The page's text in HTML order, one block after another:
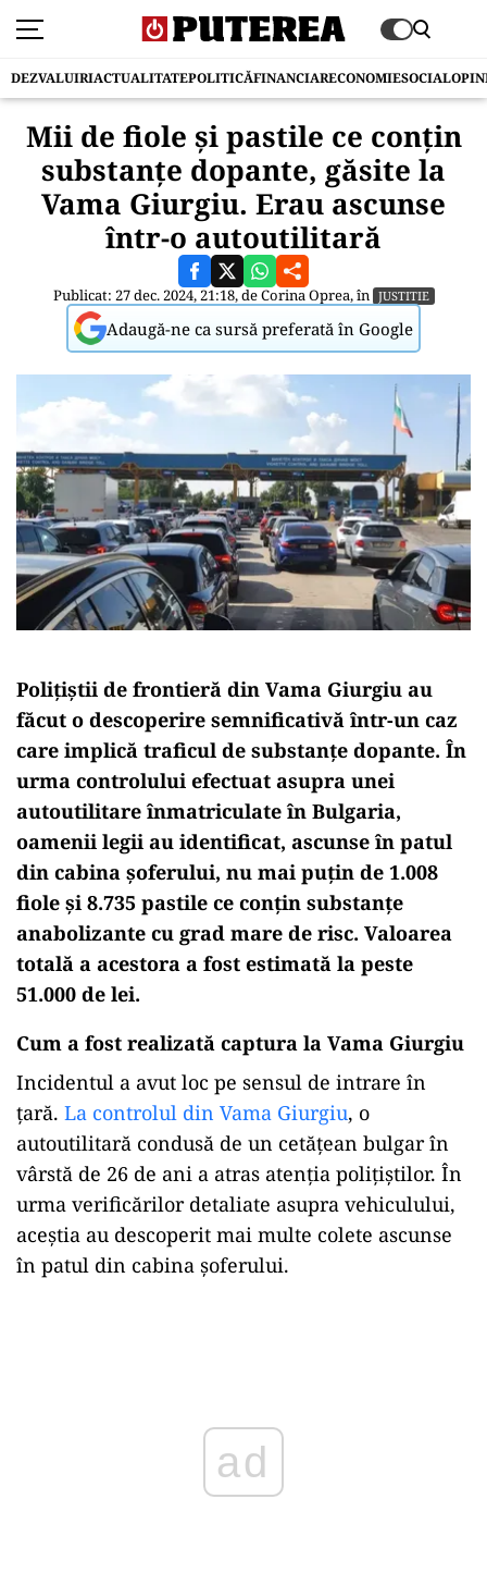
DEZVALUIRIACTUALITATEPOLITICĂFINANCIARECONOMIESOCIAL
Mii de fiole și pastile ce conțin
substanțe dopante, găsite la
Vama Giurgiu. Erau ascunse
într-o autoutilitară
Publicat: 27 dec. 2024, 21:18, deCorina Oprea, în JUSTITIE
Adaugă-ne ca sursă preferată în Google
Polițiștii de frontieră din Vama Giurgiu au
făcut o descoperire semnificativă într-un caz
care implică traficul de substanțe dopante. În
urma controlului efectuat asupra unei
autoutilitare înmatriculate în Bulgaria,
oamenii legii au identificat, ascunse în patul
din cabina șoferului, nu mai puțin de 1.008
fiole și 8.735 pastile ce conțin substanțe
anabolizante cu grad mare de risc. Valoarea
totală a acestora a fost estimată la peste
51.000 de lei.
Cum a fost realizată captura la Vama Giurgiu
Incidentul a avut loc pe sensul de intrare în
țară. La controlul din Vama Giurgiu, o
autoutilitară condusă de un cetățean bulgar în
vârstă de 26 de ani a atras atenția polițiștilor. În
urma verificărilor detaliate asupra vehiculului,
aceștia au descoperit mai multe colete ascunse
în patul din cabina șoferului.